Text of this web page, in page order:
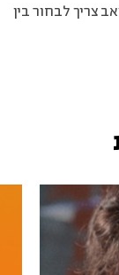
צריך לבחור בין